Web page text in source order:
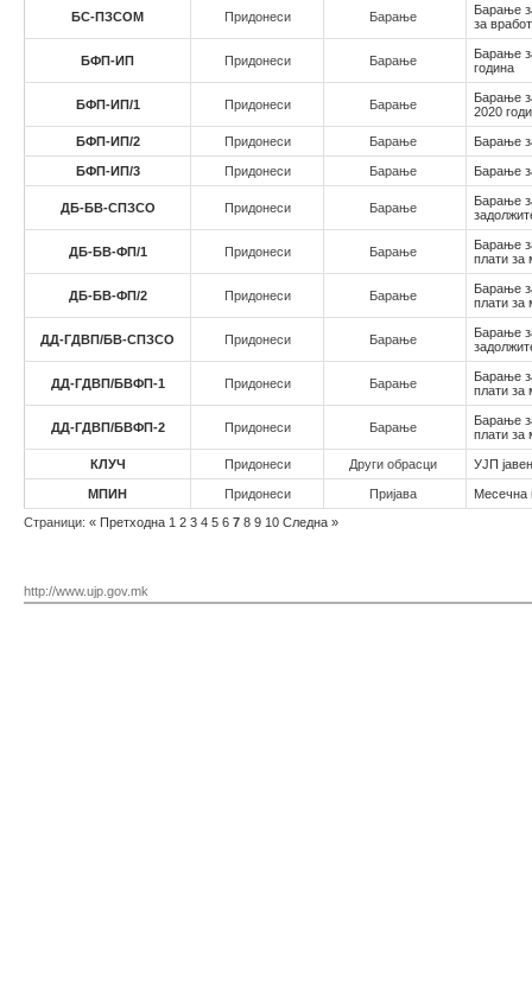
БС-ПЗСОМ Придонеси Барање
Барање
за
БФП-ИП Придонеси Барање
Барање
година
БФП-ИП/1 Придонеси Барање
Барање
2020
БФП-ИП/2 Придонеси Барање Барање
БФП-ИП/3 Придонеси Барање Барање
ДБ-БВ-СПЗСО Придонеси Барање
Барање
ДБ-БВ-ФП/1 Придонеси Барање
Барање
плати за
ДБ-БВ-ФП/2 Придонеси Барање
Барање
плати за
ДД-ГДВП/БВ-СПЗСО Придонеси Барање
Барање
ДД-ГДВП/БВФП-1 Придонеси Барање
Барање
плати за
ДД-ГДВП/БВФП-2 Придонеси Барање
Барање
плати за
КЛУЧ Придонеси Други обрасци УЈП
МПИН Придонеси Пријава
Месечна
Страници: « Претходна 1 2 3 4 5 6 7 8 9 10 Следна »
http://www.ujp.gov.mk